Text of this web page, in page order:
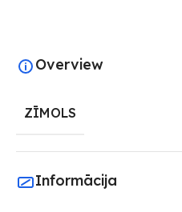
Overview
ZĪMOLS
Informācija